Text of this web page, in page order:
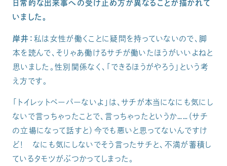
日常的な出来事への受け止め方が異なることが描かれて
いました。
岸井：私は女性が働くことに疑問を持っていないので、脚
本を読んで、そりゃあ働けるサチが働いたほうがいいよねと
思いました。性別関係なく、「できるほうがやろう」という考
え方です。
「トイレットペーパーないよ」は、サチが本当になにも気にし
ないで言っちゃったことで、言っちゃったというか……（サチ
の立場になって話すと）今でも悪いと思ってないんですけ
ど！ なにも気にしないでそう言ったサチと、不満が蓄積し
ているタモツがぶつかってしまった。